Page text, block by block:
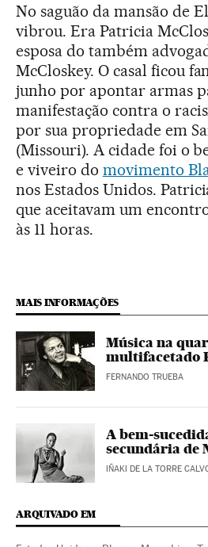
No saguão da mansão de
vibrou. Era Patricia
esposa do também
McCloskey. O casal ficou
junho por apontar armas
manifestação contra o
por sua propriedade em
(Missouri). A cidade foi o
e viveiro do movimento
nos Estados Unidos.
que aceitavam um
às 11 horas.
MAIS INFORMAÇÕES
Música na
multifacetado
FERNANDO TRUEBA
A bem-
secundária de
IÑAKI DE LA TORRE
ARQUIVADO EM